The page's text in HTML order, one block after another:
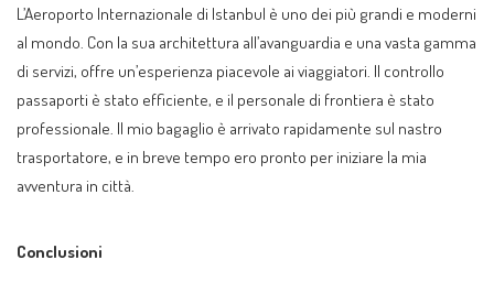
L’Aeroporto Internazionale di Istanbul è uno dei più grandi e moderni
al mondo. Con la sua architettura all’avanguardia e una vasta gamma
di servizi, offre un’esperienza piacevole ai viaggiatori. Il controllo
passaporti è stato efficiente, e il personale di frontiera è stato
professionale. Il mio bagaglio è arrivato rapidamente sul nastro
trasportatore, e in breve tempo ero pronto per iniziare la mia
avventura in città.
Conclusioni